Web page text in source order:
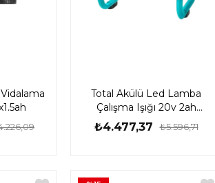
Total Akülü Led Lamba
Çalışma Işığı 20v 2ah
Maksimum 1800 Lümen
₺4.477,37 ₺5.596,71